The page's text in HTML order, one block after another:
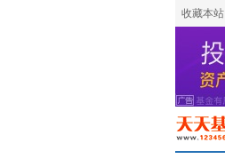
收藏本站